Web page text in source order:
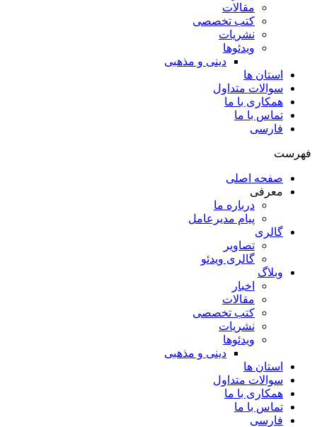
مقالات
کتب تخصصی
نشریات
ویدئوها
دینی و مذهبی
استان ها
سوالات متداول
همکاری با ما
تماس با ما
فارسی
فهرست
صفحه اصلی
معرفی
درباره ما
پیام مدیرعامل
گالری
تصاویر
گالری ویدئو
وبلاگ
اخبار
مقالات
کتب تخصصی
نشریات
ویدئوها
دینی و مذهبی
استان ها
سوالات متداول
همکاری با ما
تماس با ما
فارسی